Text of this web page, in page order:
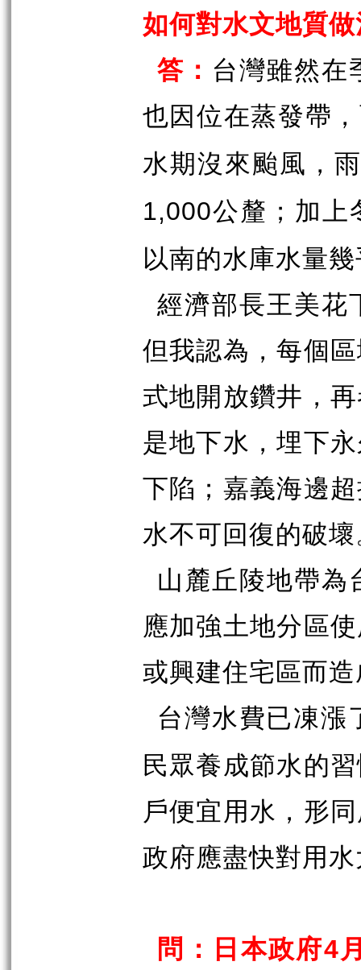
如何對水文地質
答： 台灣雖然在
也因位在蒸發帶
水期沒來颱風，
1,000公釐；加上
以南的水庫水量
經濟部長王美花
但我認為，每個
式地開放鑽井，
是地下水，埋下
下陷；嘉義海邊
水不可回復的破
山麓丘陵地帶為
應加強土地分區
或興建住宅區而
台灣水費已凍漲
民眾養成節水的
戶便宜用水，形
政府應盡快對用
問：日本政府4